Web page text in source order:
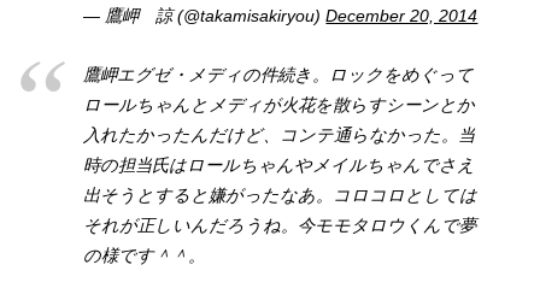
— 鷹岬 諒 (@takamisakiryou)December 20, 2014
鷹岬エグゼ・メディの件続き。ロックをめぐって
ロールちゃんとメディが火花を散らすシーンとか
入れたかったんだけど、コンテ通らなかった。当
時の担当氏はロールちゃんやメイルちゃんでさえ
出そうとすると嫌がったなあ。コロコロとしては
それが正しいんだろうね。今モモタロウくんで夢
の様です＾＾。